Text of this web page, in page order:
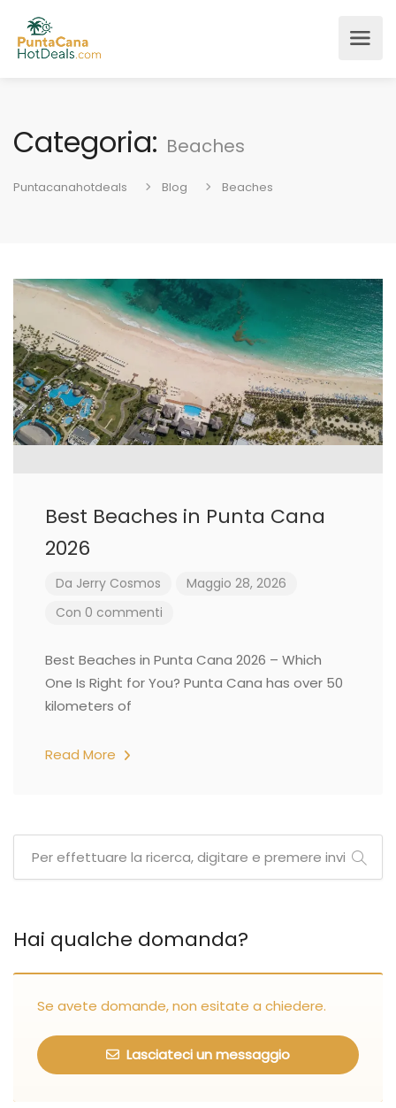
Categoria: Beaches
Puntacanahotdeals Blog Beaches
Best Beaches in Punta Cana
2026
Da Jerry Cosmos
Maggio 28, 2026
Con 0 commenti
Best Beaches in Punta Cana 2026 – Which
One Is Right for You? Punta Cana has over 50
kilometers of
Read More
Hai qualche domanda?
Se avete domande, non esitate a chiedere.
Lasciateci un messaggio